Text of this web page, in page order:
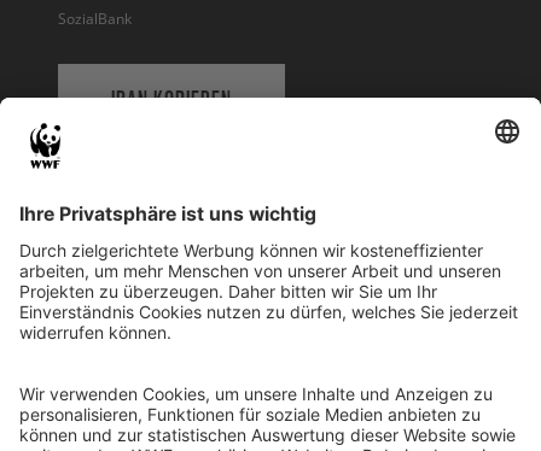
SozialBank
IBAN KOPIEREN
WWF Deutschland
Reinhardtstr. 18
10117 Berlin
Ihre Spende kann steuerlich geltend gemacht werden